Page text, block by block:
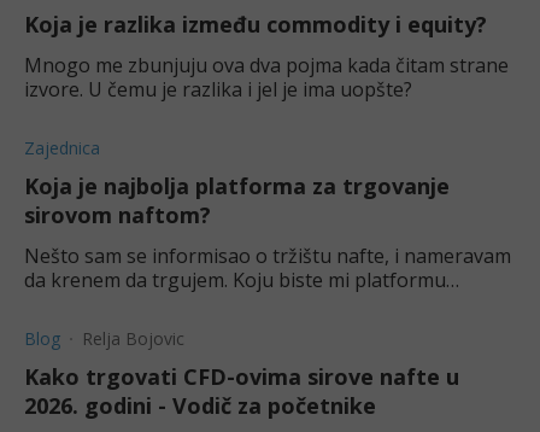
Koja je razlika između commodity i equity?
Mnogo me zbunjuju ova dva pojma kada čitam strane
izvore. U čemu je razlika i jel je ima uopšte?
Zajednica
Koja je najbolja platforma za trgovanje
sirovom naftom?
Nešto sam se informisao o tržištu nafte, i nameravam
da krenem da trgujem. Koju biste mi platformu
Blog Relja Bojovic
Kako trgovati CFD-ovima sirove nafte u
2026. godini - Vodič za početnike